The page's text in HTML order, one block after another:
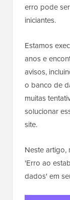
erro pode
iniciantes.
Estamos
anos e
avisos,
o banco de
muitas
solucionar
site.
Neste artigo,
'Erro ao
dados' em